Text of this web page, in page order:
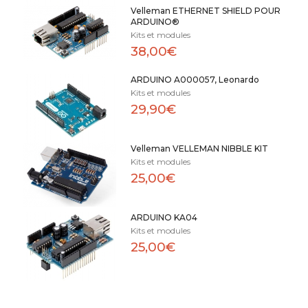
Velleman ETHERNET SHIELD POUR
ARDUINO®
Kits et modules
38,00€
ARDUINO A000057, Leonardo
Kits et modules
29,90€
Velleman VELLEMAN NIBBLE KIT
Kits et modules
25,00€
ARDUINO KA04
Kits et modules
25,00€